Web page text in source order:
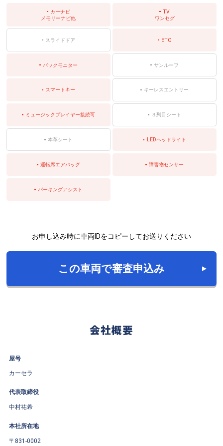
カーナビ
メモリーナビ他
TV
ワンセグ
スライドドア ETC
バックモニター サンルーフ
スマートキー キーレスエントリー
ミュージックプレイヤー接続可 ３列目シート
本革シート LEDヘッドライト
運転席エアバッグ 障害物センサー
パーキングアシスト
お申し込み時に車両IDをコピーしてお送りください
この車両で審査申込み
会社概要
屋号
カーセラ
代表取締役
中村祐希
本社所在地
〒831-0002